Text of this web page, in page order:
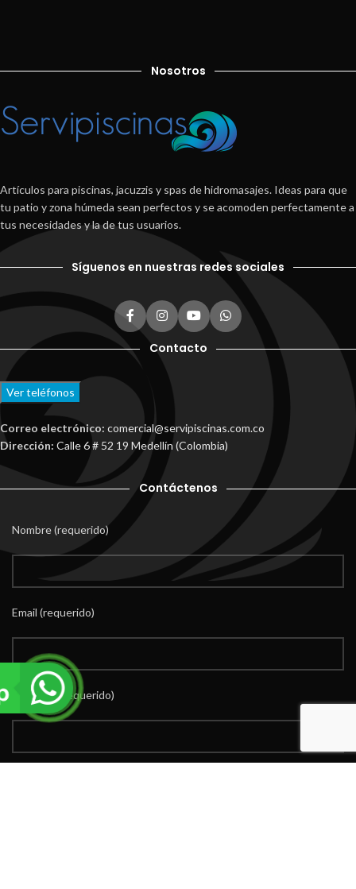
Nosotros
Artículos para piscinas, jacuzzis y spas de hidromasajes. Ideas para que
tu patio y zona húmeda sean perfectos y se acomoden perfectamente a
tus necesidades y la de tus usuarios.
Síguenos en nuestras redes sociales
Contacto
Ver teléfonos
Correo electrónico: comercial@servipiscinas.com.co
Dirección: Calle 6 # 52 19 Medellín (Colombia)
Contáctenos
Nombre (requerido)
Email (requerido)
Teléfono (requerido)